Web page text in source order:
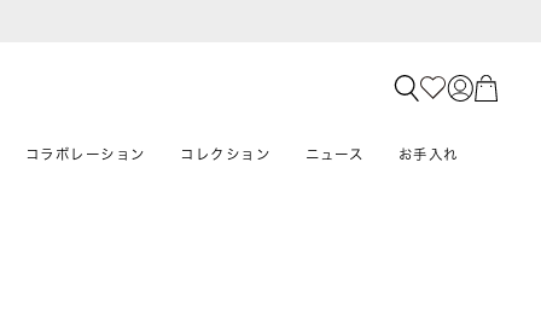
コラボレーション コレクション ニュース お手入れ